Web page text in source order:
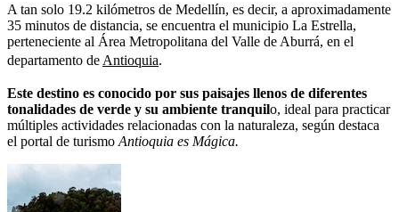
A tan solo 19.2 kilómetros de Medellín, es decir, a aproximadamente
35 minutos de distancia, se encuentra el municipio La Estrella,
perteneciente al Área Metropolitana del Valle de Aburrá, en el
departamento de Antioquia.
Este destino es conocido por sus paisajes llenos de diferentes
tonalidades de verde y su ambiente tranquilo, ideal para practicar
múltiples actividades relacionadas con la naturaleza, según destaca
el portal de turismo Antioquia es Mágica.